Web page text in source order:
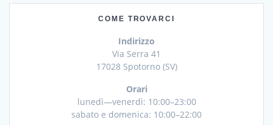
COME TROVARCI
Indirizzo
Via Serra 41
17028 Spotorno (SV)
Orari
lunedì—venerdì: 10:00–23:00
sabato e domenica: 10:00–22:00